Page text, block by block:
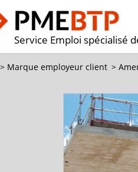
Service Emploi spécialisé
> Marque employeur client >